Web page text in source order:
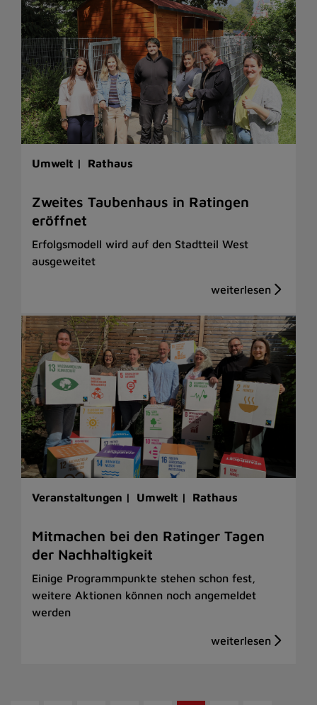
Umwelt | Rathaus
Zweites Taubenhaus in Ratingen
eröffnet
Erfolgsmodell wird auf den Stadtteil West
ausgeweitet
Veranstaltungen | Umwelt | Rathaus
Mitmachen bei den Ratinger Tagen
der Nachhaltigkeit
Einige Programmpunkte stehen schon fest,
weitere Aktionen können noch angemeldet
werden